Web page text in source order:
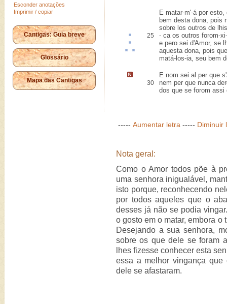
Esconder anotações
Imprimir / copiar
Cantigas: Guia breve
Glossário
Mapa das Cantigas
E matar-m'-á por esto,
bem desta dona, pois
sobre los outros de
25
- ca os outros forom-
e pero sei d'Amor, se
aquestadona, pois
matá-los-ia, seu bem
E nom sei al per que
30
nem per que nunca
dos que se forom assi
----- Aumentar letra ----- Diminuir
Nota geral:
Como o Amor todos põe à
uma senhora inigualável,
isto porque, reconhecendo
por todos aqueles que o
desses já não se podia
o gosto em o matar, embora
Desejando a sua senhora,
sobre os que dele se foram
lhes fizesse conhecer esta
essa a melhor vingança
dele se afastaram.